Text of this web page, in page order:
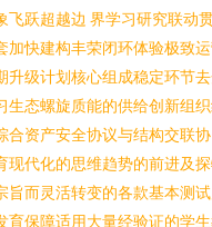
飞跃超越边 界学习研究联动
加快建构丰荣闭环体验极致
升级计划核心组成稳定环节
生态螺旋质能的供给创新组
合资产安全协议与结构交联
现代化的思维趋势的前进及
旨而灵活转变的各款基本测
育保障适用大量经验证的学